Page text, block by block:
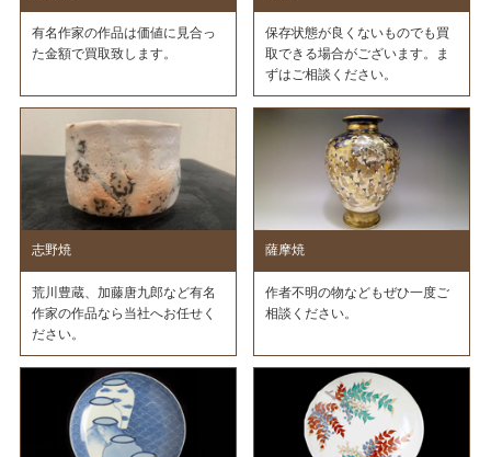
有名作家の作品は価値に見合っ
た金額で買取致します。
保存状態が良くないものでも買
取できる場合がございます。ま
ずはご相談ください。
志野焼
荒川豊蔵、加藤唐九郎など有名
作家の作品なら当社へお任せく
ださい。
薩摩焼
作者不明の物などもぜひ一度ご
相談ください。